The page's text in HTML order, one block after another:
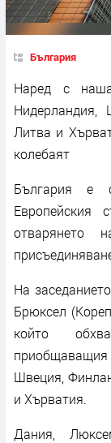
България
Наред с
Нидерландия,
Литва и
колебаят
България е
Европейския
отварянето
На
Брюксел
който
приобщаващия
Швеция,
и Хърватия.
Дания,